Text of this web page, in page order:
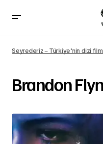
Seyrederiz – Türkiye'nin dizi
Brandon